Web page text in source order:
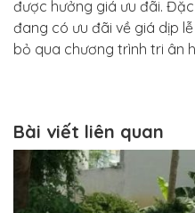
được hưởng giá ưu đãi.
đang có ưu đãi về giá dịp
bỏ qua chương trình tri ân
Bài viết liên quan